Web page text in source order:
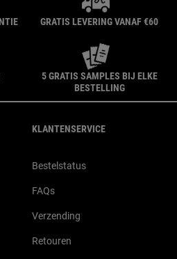
GRATIS LEVERING VANAF €60
5 GRATIS SAMPLES BIJ ELKE
BESTELLING
KLANTENSERVICE
Bestelstatus
FAQs
Verzending
Retouren